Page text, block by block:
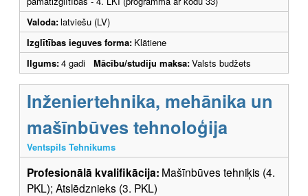
Valoda:latviešu (LV)
Izglītības ieguves forma: Klātiene
Ilgums:4 gadi Mācību/studiju maksa:Valsts budžets
Inženiertehnika, mehānika un
mašīnbūves tehnoloģija
Ventspils Tehnikums
Profesionālā kvalifikācija: Mašīnbūves tehniķis (4.
PKL); Atslēdznieks (3. PKL)